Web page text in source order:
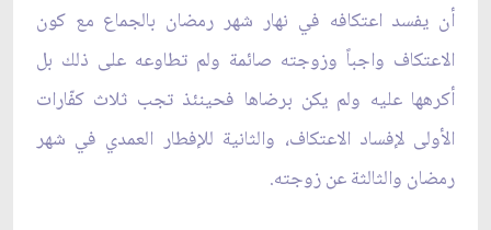
أن يفسد اعتكافه في نهار شهر رمضان بالجماع مع كون
الاعتكاف واجباً وزوجته صائمة ولم تطاوعه على ذلك بل
أكرهها عليه ولم يكن برضاها فحينئذ تجب ثلاث كفّارات
الأولى لإفساد الاعتكاف، والثانية للإفطار العمدي في شهر
رمضان والثالثة عن زوجته.